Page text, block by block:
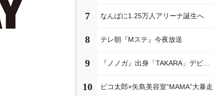
7 なんばに1.25万人アリーナ誕生へ
8 テレ朝『Mステ』今夜放送
9
10 ピコ太郎×矢島美容室“MAMA”大暴走